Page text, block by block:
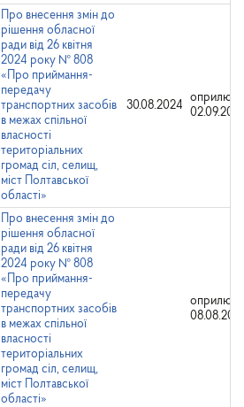
Про внесення змін до
рішення обласної
ради від 26 квітня
2024 року № 808
«Про приймання-
передачу
транспортних засобів
в межах спільної
власності
територіальних
громад сіл, селищ,
міст Полтавської
області»
30.08.2024
Про внесення змін до
рішення обласної
ради від 26 квітня
2024 року № 808
«Про приймання-
передачу
транспортних засобів
в межах спільної
власності
територіальних
громад сіл, селищ,
міст Полтавської
області»